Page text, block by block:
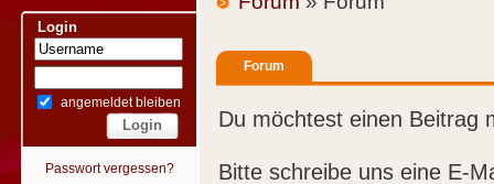
Login
angemeldet bleiben
Passwort vergessen?
Forum
Du möchtest einen Beitrag
Bitte schreibe uns eine E-